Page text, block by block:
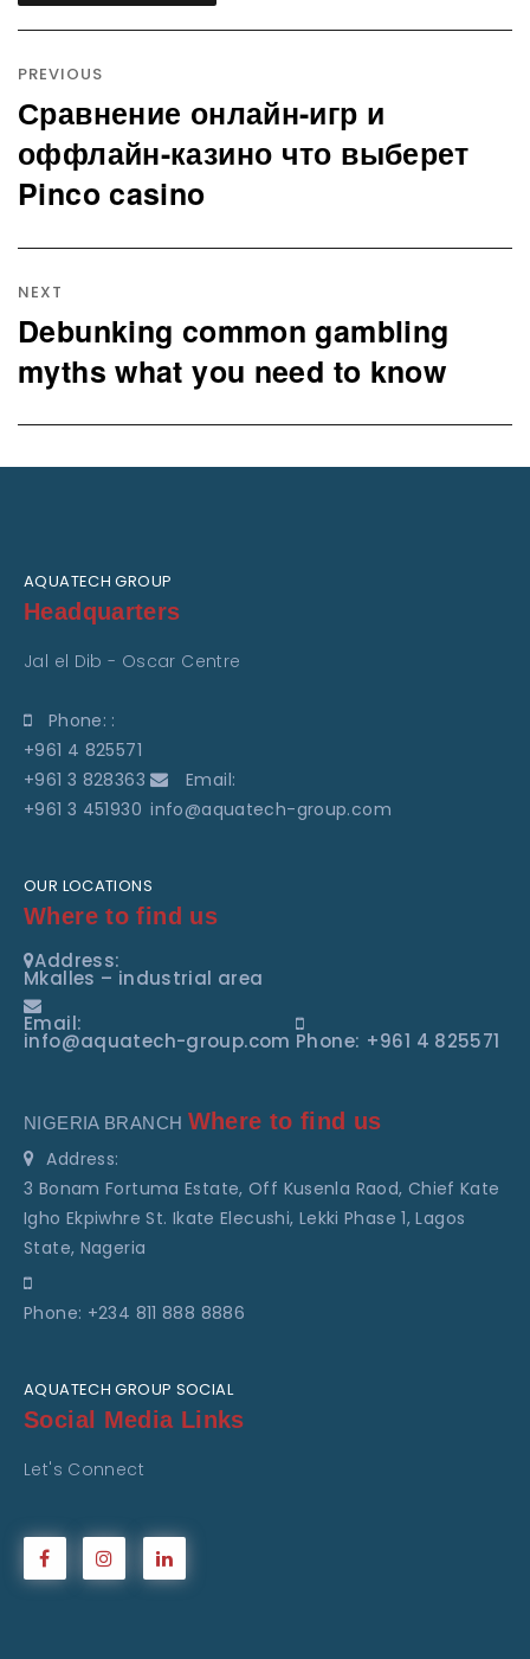
navigation
PREVIOUS
Previous
post:
Сравнение онлайн-игр и
оффлайн-казино что выберет
Pinco casino
NEXT
Next
post:
Debunking common gambling
myths what you need to know
AQUATECH GROUP
Headquarters
Jal el Dib - Oscar Centre
Phone: :
+961 4 825571
+961 3 828363
+961 3 451930
Email:
info@aquatech-group.com
OUR LOCATIONS
Where to find us
Address:
Mkalles – industrial area
Email:
info@aquatech-group.com Phone: +961 4 825571
NIGERIA BRANCH Where to find us
Address:
3 Bonam Fortuma Estate, Off Kusenla Raod, Chief Kate
Igho Ekpiwhre St. Ikate Elecushi, Lekki Phase 1, Lagos
State, Nageria
Phone: +234 811 888 8886
AQUATECH GROUP SOCIAL
Social Media Links
Let's Connect